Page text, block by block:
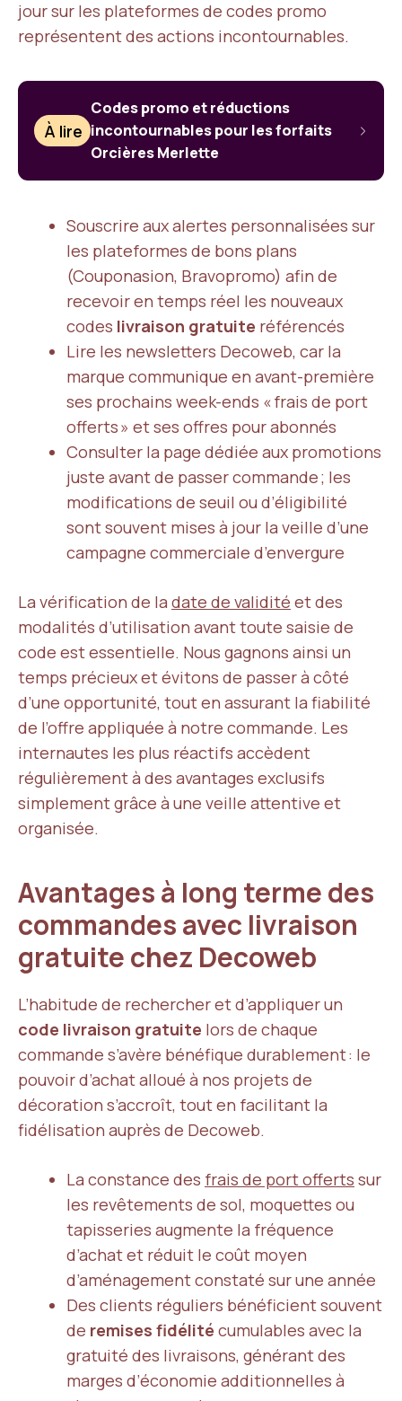
jour sur les plateformes de codes promo
représentent des actions incontournables.
À lire
Codes promo et réductions
incontournables pour les forfaits
Orcières Merlette
Souscrire aux alertes personnalisées sur
les plateformes de bons plans
(Couponasion, Bravopromo) afin de
recevoir en temps réel les nouveaux
codes livraison gratuite référencés
Lire les newsletters Decoweb, car la
marque communique en avant-première
ses prochains week-ends « frais de port
offerts » et ses offres pour abonnés
Consulter la page dédiée aux promotions
juste avant de passer commande ; les
modifications de seuil ou d’éligibilité
sont souvent mises à jour la veille d’une
campagne commerciale d’envergure
La vérification de la date de validité et des
modalités d’utilisation avant toute saisie de
code est essentielle. Nous gagnons ainsi un
temps précieux et évitons de passer à côté
d’une opportunité, tout en assurant la fiabilité
de l’offre appliquée à notre commande. Les
internautes les plus réactifs accèdent
régulièrement à des avantages exclusifs
simplement grâce à une veille attentive et
organisée.
Avantages à long terme des
commandes avec livraison
gratuite chez Decoweb
L’habitude de rechercher et d’appliquer un
code livraison gratuite lors de chaque
commande s’avère bénéfique durablement : le
pouvoir d’achat alloué à nos projets de
décoration s’accroît, tout en facilitant la
fidélisation auprès de Decoweb.
La constance des frais de port offerts sur
les revêtements de sol, moquettes ou
tapisseries augmente la fréquence
d’achat et réduit le coût moyen
d’aménagement constaté sur une année
Des clients réguliers bénéficient souvent
de remises fidélité cumulables avec la
gratuité des livraisons, générant des
marges d’économie additionnelles à